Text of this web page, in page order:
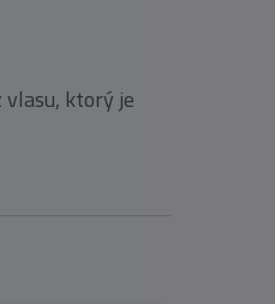
vlasu, ktorý je